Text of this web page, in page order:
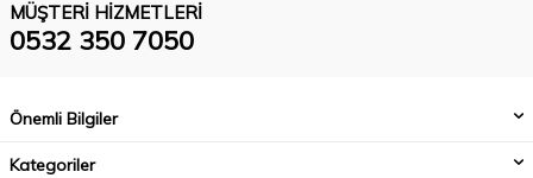
MÜŞTERI HIZMETLERI
0532 350 7050
Önemli Bilgiler
Kategoriler